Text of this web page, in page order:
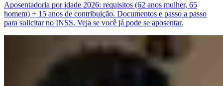
Aposentadoria por idade 2026: requisitos (62 anos mulher, 65
homem) + 15 anos de contribuição. Documentos e passo a passo
para solicitar no INSS. Veja se você já pode se aposentar.